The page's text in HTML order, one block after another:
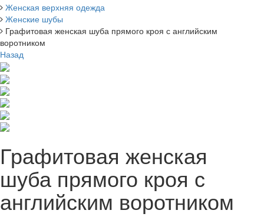
Женская верхняя одежда
Женские шубы
Графитовая женская шуба прямого кроя с английским
воротником
Назад
Графитовая женская
шуба прямого кроя с
английским воротником